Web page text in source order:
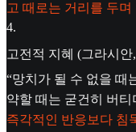
고 때로는 거리를 두
4.
고전적 지혜 (그라시
“망치가 될 수 없을 때
약할 때는 굳건히 버
즉각적인 반응보다 침